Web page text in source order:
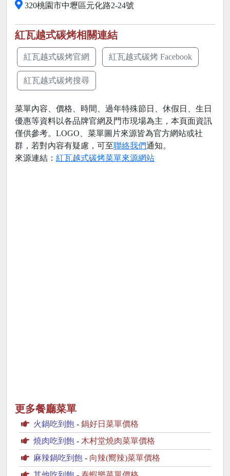
320桃園市中壢區元化路2-24號
紅瓦越式碳烤相關連結
紅瓦越式碳烤官網 紅瓦越式碳烤 Facebook
紅瓦越式碳烤搜尋
菜單內容、價格、時間、過年特殊節日、休假日、生日
優惠等資料以各品牌官網及門市現場為主，本頁面資訊
僅供參考。LOGO、菜單圖片來源皆為官方網站或社
群，若對內容有疑慮，可至聯絡我們通知。
來源連結： 紅瓦越式碳烤菜單來源網站
更多餐廳菜單
火鍋吃到飽 - 鍋好日菜單價格
燒肉吃到飽 - 木村堂燒肉菜單價格
麻辣鍋吃到飽 - 向辣(嚮辣)菜單價格